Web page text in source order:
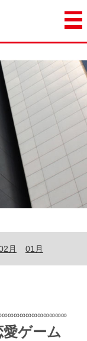
月 01月
ゲーム